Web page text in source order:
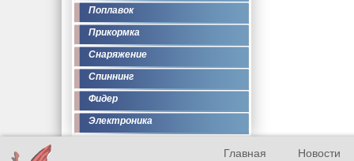
Поплавок
Прикормка
Снаряжение
Спиннинг
Фидер
Электроника
Главная
Новости